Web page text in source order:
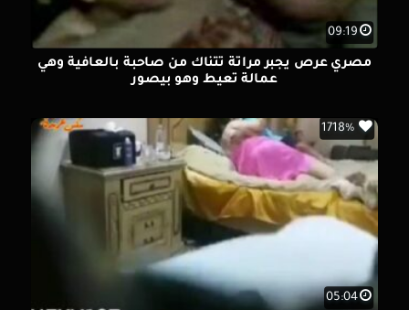
09:19
مصري عرص يجبر مراتة تتناك من صاحبة بالعافية وهي
عمالة تعيط وهو بيصور
05:04
1718%